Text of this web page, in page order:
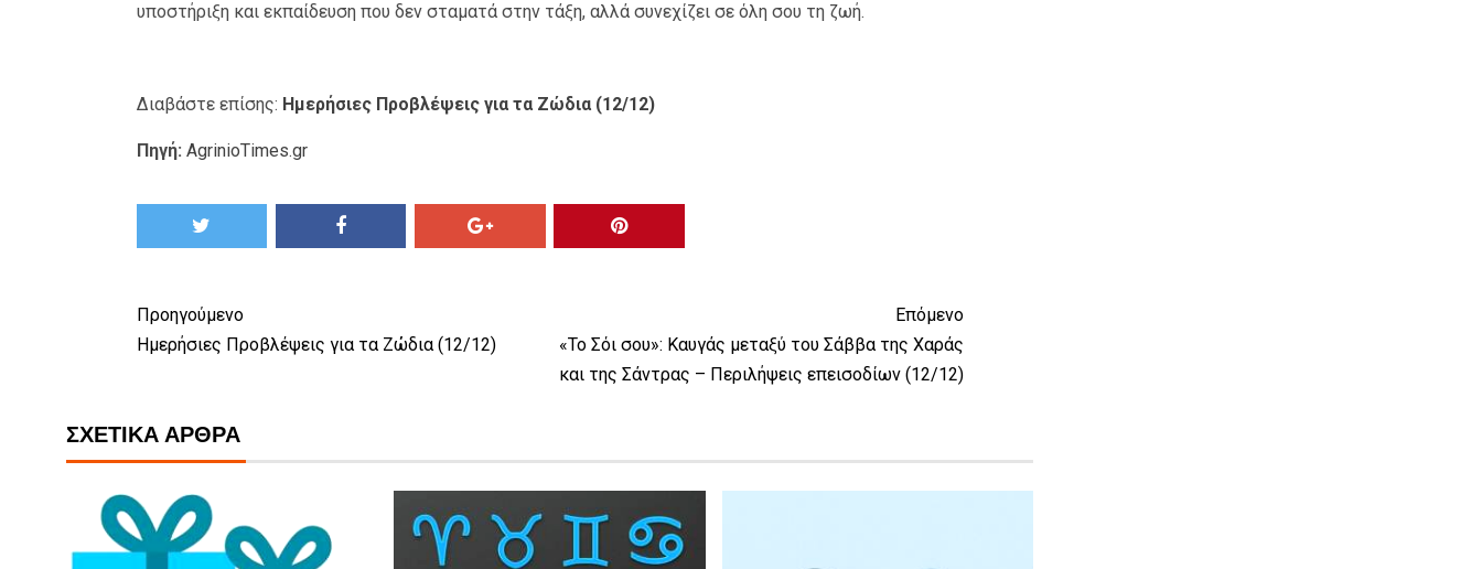
υποστήριξη και εκπαίδευση που δεν σταματά στην τάξη, αλλά συνεχίζει σε όλη σου τη ζωή.
Διαβάστε επίσης: Ημερήσιες Προβλέψεις για τα Ζώδια (12/12)
Πηγή: AgrinioTimes.gr
Προηγούμενο
Ημερήσιες Προβλέψεις για τα Ζώδια (12/12)
Επόμενο
«Το Σόι σου»: Kαυγάς μεταξύ του Σάββα της Χαράς
και της Σάντρας – Περιλήψεις επεισοδίων (12/12)
ΣΧΕΤΙΚΆ ΆΡΘΡΑ